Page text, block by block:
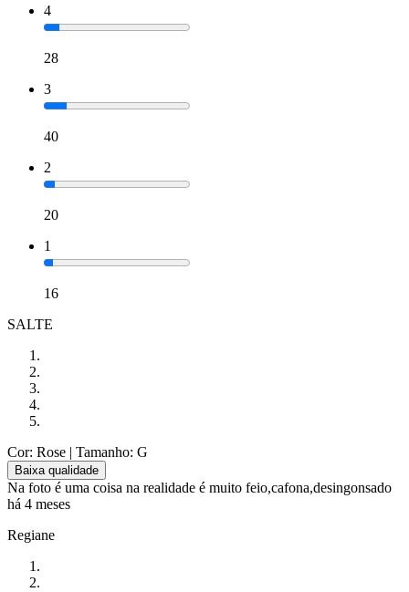
4
28
3
40
2
20
1
16
SALTE
Cor: Rose | Tamanho: G
Baixa qualidade
Na foto é uma coisa na realidade é muito feio,cafona,desingonsado
há 4 meses
Regiane